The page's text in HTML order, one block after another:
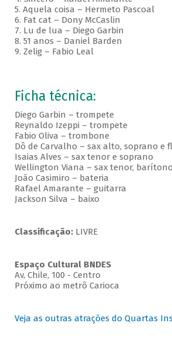
5. Aquela coisa – Hermeto Pascoal
6. Fat cat – Dony McCaslin
7. Lu de lua – Diego Garbin
8. 51 anos – Daniel Barden
9. Zelig – Fabio Leal
Ficha técnica:
Diego Garbin – trompete
Reynaldo Izeppi – trompete
Fabio Oliva – trombone
Dô de Carvalho – sax alto, soprano e
Isaias Alves – sax tenor e soprano
Wellington Viana – sax tenor,
João Casimiro – bateria
Rafael Amarante – guitarra
Jackson Silva – baixo
Classificação:LIVRE
Espaço Cultural BNDES
Av, Chile, 100 - Centro
Próximo ao metrô Carioca
Veja as outras atrações do Quartas